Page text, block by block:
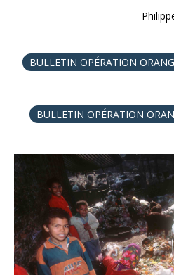
BULLETIN OPÉRATION
BULLETIN OPÉRATION